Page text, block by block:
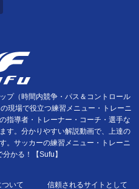
プ（時間内競争・パス＆コントロール
現場で役立つ練習メニュー・トレーニ
指導者・トレーナー・コーチ・選手な
す。分かりやすい解説動画で、上達の
。サッカーの練習メニュー・トレーニ
かる！【Sufu】
いて 信頼されるサイトとして